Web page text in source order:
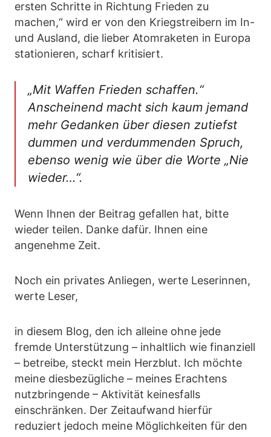
ersten Schritte in Richtung Frieden zu
machen,“ wird er von den Kriegstreibern im In-
und Ausland, die lieber Atomraketen in Europa
stationieren, scharf kritisiert.
„Mit Waffen Frieden schaffen.“
Anscheinend macht sich kaum jemand
mehr Gedanken über diesen zutiefst
dummen und verdummenden Spruch,
ebenso wenig wie über die Worte „Nie
wieder…“.
Wenn Ihnen der Beitrag gefallen hat, bitte
wieder teilen. Danke dafür. Ihnen eine
angenehme Zeit.
Noch ein privates Anliegen, werte Leserinnen,
werte Leser,
in diesem Blog, den ich alleine ohne jede
fremde Unterstützung – inhaltlich wie finanziell
– betreibe, steckt mein Herzblut. Ich möchte
meine diesbezügliche – meines Erachtens
nutzbringende – Aktivität keinesfalls
einschränken. Der Zeitaufwand hierfür
reduziert jedoch meine Möglichkeiten für den